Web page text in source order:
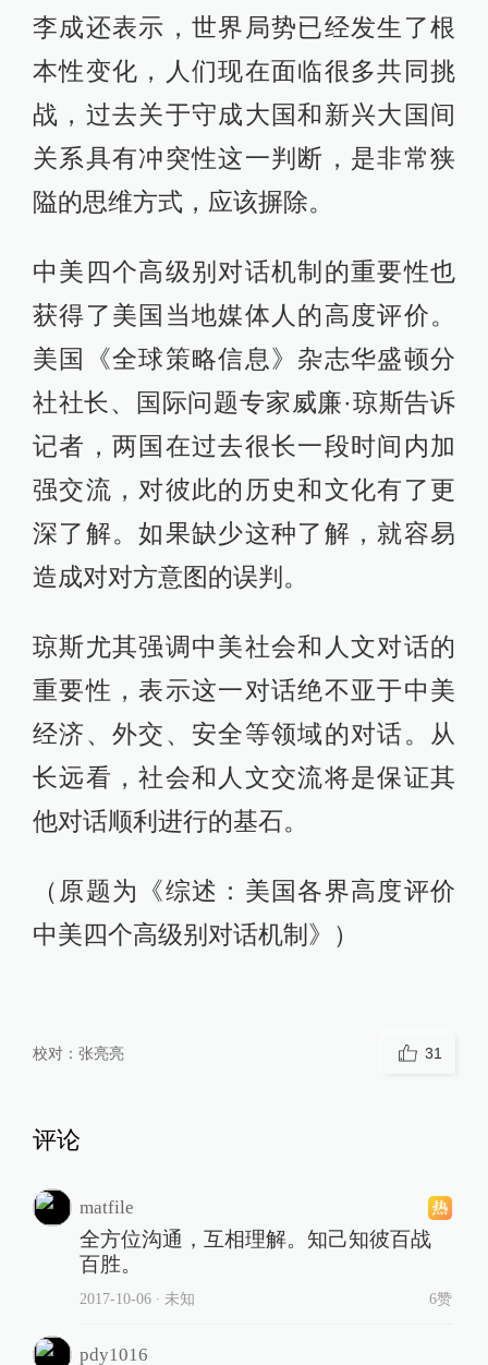
李成还表示，世界局势已经发生了根
本性变化，人们现在面临很多共同挑
战，过去关于守成大国和新兴大国间
关系具有冲突性这一判断，是非常狭
隘的思维方式，应该摒除。
中美四个高级别对话机制的重要性也
获得了美国当地媒体人的高度评价。
美国《全球策略信息》杂志华盛顿分
社社长、国际问题专家威廉·琼斯告诉
记者，两国在过去很长一段时间内加
强交流，对彼此的历史和文化有了更
深了解。如果缺少这种了解，就容易
造成对对方意图的误判。
琼斯尤其强调中美社会和人文对话的
重要性，表示这一对话绝不亚于中美
经济、外交、安全等领域的对话。从
长远看，社会和人文交流将是保证其
他对话顺利进行的基石。
（原题为《综述：美国各界高度评价
中美四个高级别对话机制》）
校对： 张亮亮 31
评论
matfile
全方位沟通，互相理解。知己知彼百战
百胜。
2017-10-06∙ 未知 6赞
pdy1016